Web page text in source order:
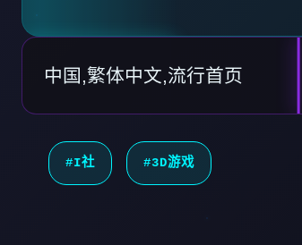
中国,繁体中文,流行首页
#I社 #3D游戏